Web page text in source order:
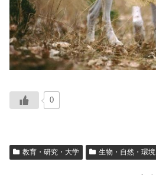
0
教育・研究・大学 生物・自然・環境